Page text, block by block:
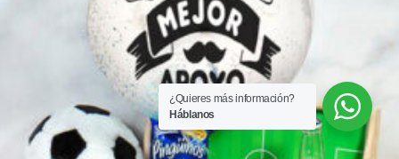
¿Quieres más información?
Háblanos